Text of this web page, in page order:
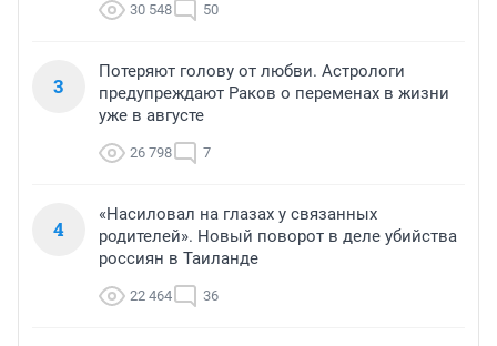
30 548 50
3
Потеряют голову от любви. Астрологи
предупреждают Раков о переменах в жизни
уже в августе
26 798 7
4
«Насиловал на глазах у связанных
родителей». Новый поворот в деле убийства
россиян в Таиланде
22 464 36